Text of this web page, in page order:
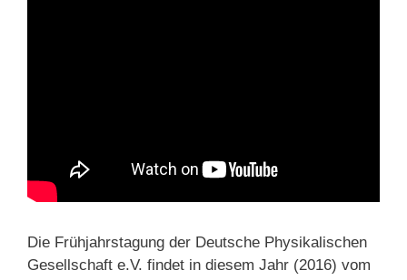
Die Frühjahrstagung der Deutsche Physikalischen
Gesellschaft e.V. findet in diesem Jahr (2016) vom